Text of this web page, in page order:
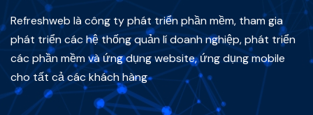
Refreshweb là công ty phát triển phần mềm, tham gia
phát triển các hệ thống quản lí doanh nghiệp, phát triển
các phần mềm và ứng dụng website, ứng dụng mobile
cho tất cả các khách hàng